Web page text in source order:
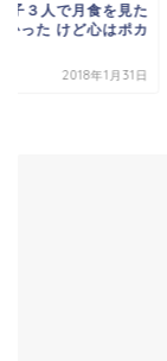
子３人で月食を見た
かった けど心はポカ
2018年1月31日